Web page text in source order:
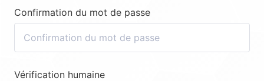
Confirmation du mot de passe
Vérification humaine